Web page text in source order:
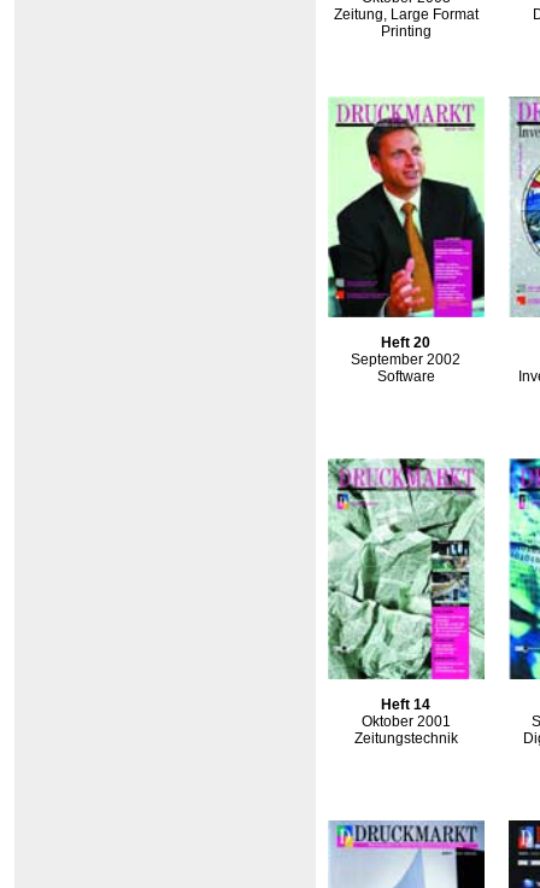
Zeitung, Large Format
Printing
Heft 20
September 2002
Software
Heft 14
Oktober 2001
Zeitungstechnik